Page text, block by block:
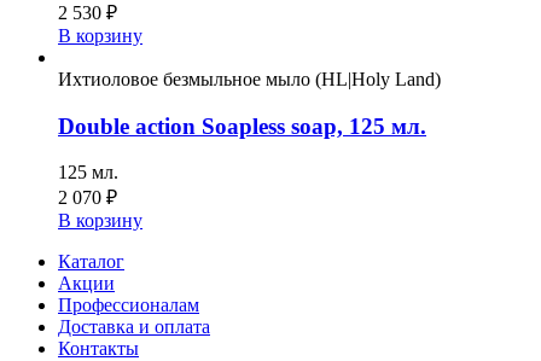
2 530 ₽
В корзину
Ихтиоловое безмыльное мыло (HL|Holy Land)
Double action Soapless soap, 125 мл.
125 мл.
2 070 ₽
В корзину
Каталог
Акции
Профессионалам
Доставка и оплата
Контакты